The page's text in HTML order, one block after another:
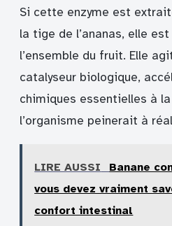
Si cette enzyme est
la tige de l’ananas, elle
l’ensemble du fruit. Elle
catalyseur biologique,
chimiques essentielles à
l’organisme peinerait à
LIRE AUSSI
Banane
vous devez vraiment
confort intestinal